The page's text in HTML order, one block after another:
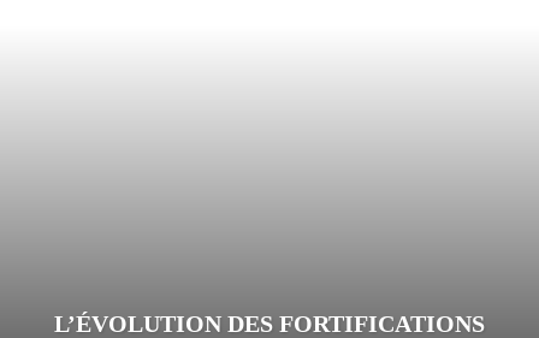
L’ÉVOLUTION DES FORTIFICATIONS